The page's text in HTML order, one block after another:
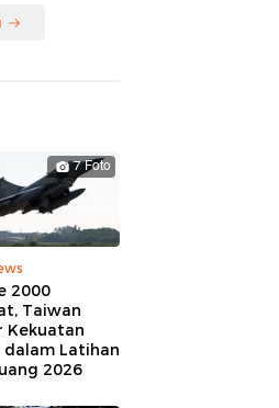
7 Foto
2000
Taiwan
Kekuatan
dalam Latihan
2026